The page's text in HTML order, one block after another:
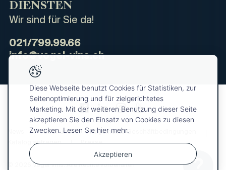
DIENSTEN
Wir sind für Sie da!
021/799.99.66
info@vogel-vins.ch
Über uns
Allgemeine Geschäftbedingungen
Katalog anfragen
Presse
© 2026 Vogel Vins. Alle Rechte vorbehalten
Ihre
Diese Webseite benutzt Cookies für Statistiken, zur
Seitenoptimierung und für zielgerichtetes
Marketing. Mit der weiteren Benutzung dieser Seite
akzeptieren Sie den Einsatz von Cookies zu diesen
Zwecken. Lesen Sie hier mehr.
Akzeptieren